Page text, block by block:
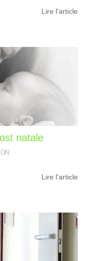
Lire l'article
natale
Lire l'article